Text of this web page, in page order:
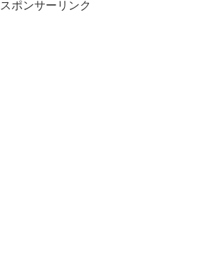
スポンサーリンク